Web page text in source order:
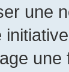
une
une